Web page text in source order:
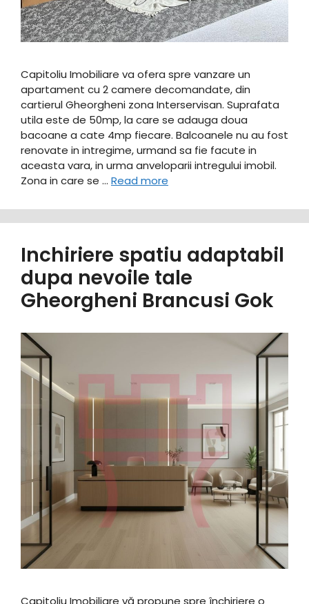
Capitoliu Imobiliare va ofera spre vanzare un
apartament cu 2 camere decomandate, din
cartierul Gheorgheni zona Interservisan. Suprafata
utila este de 50mp, la care se adauga doua
bacoane a cate 4mp fiecare. Balcoanele nu au fost
renovate in intregime, urmand sa fie facute in
aceasta vara, in urma anveloparii intregului imobil.
Zona in care se … Read more
Inchiriere spatiu adaptabil
dupa nevoile tale
Gheorgheni Brancusi Gok